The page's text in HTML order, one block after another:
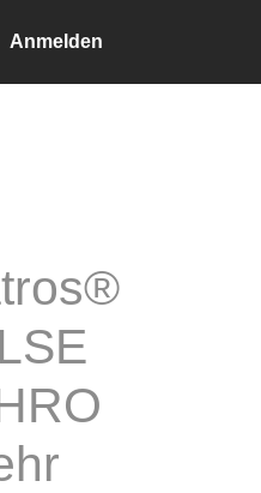
Anmelden